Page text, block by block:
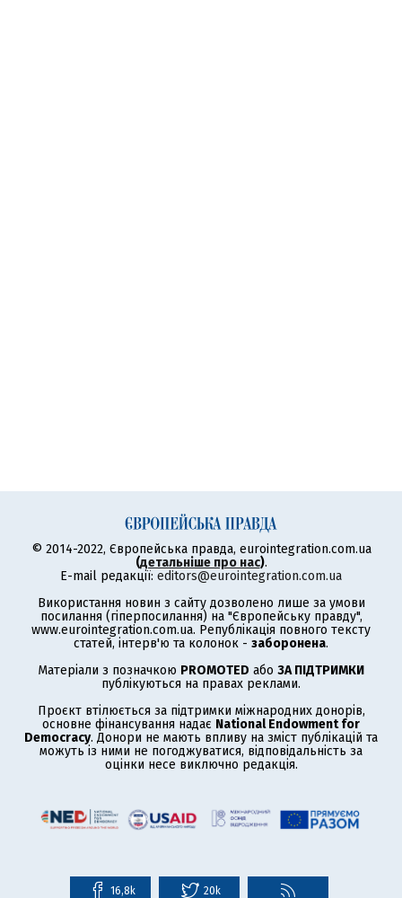
© 2014-2022, Європейська правда, eurointegration.com.ua
(детальніше про нас).
E-mail редакції: editors@eurointegration.com.ua
Використання новин з сайту дозволено лише за умови
посилання (гіперпосилання) на "Європейську правду",
www.eurointegration.com.ua. Републікація повного тексту
статей, інтерв'ю та колонок - заборонена.
Матеріали з позначкою PROMOTED або ЗА ПІДТРИМКИ
публікуються на правах реклами.
Проєкт втілюється за підтримки міжнародних донорів,
основне фінансування надає National Endowment for
Democracy. Донори не мають впливу на зміст публікацій та
можуть із ними не погоджуватися, відповідальність за
оцінки несе виключно редакція.
16,8k 20k